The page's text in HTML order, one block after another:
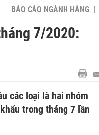
BÁO CÁO NGÀNH HÀNG
7/2020:
các loại là hai nhóm
trong tháng 7 lần